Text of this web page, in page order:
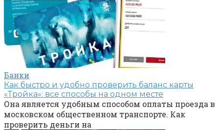
Банки
Как быстро и удобно проверить баланс карты
«Тройка»: все способы на одном месте
Она является удобным способом оплаты проезда в
московском общественном транспорте. Как
проверить деньги на